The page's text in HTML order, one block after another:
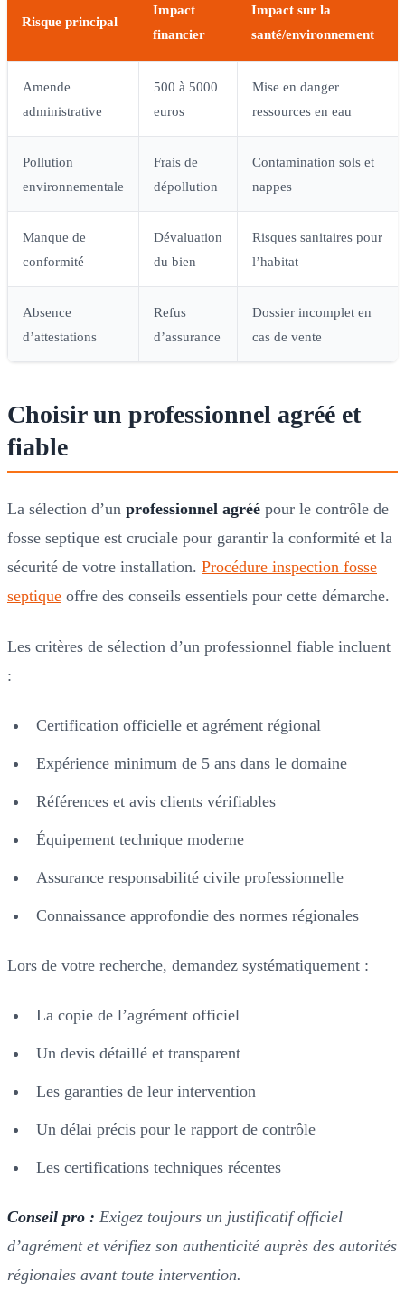
Risque principal
Impact
financier
Impact sur la
santé/environnement
Amende
administrative
500 à 5000
euros
Mise en danger
ressources en eau
Pollution
environnementale
Frais de
dépollution
Contamination sols et
nappes
Manque de
conformité
Dévaluation
du bien
Risques sanitaires pour
l’habitat
Absence
d’attestations
Refus
d’assurance
Dossier incomplet en
cas de vente
Choisir un professionnel agréé et
fiable
La sélection d’un professionnel agréé pour le contrôle de
fosse septique est cruciale pour garantir la conformité et la
sécurité de votre installation. Procédure inspection fosse
septique offre des conseils essentiels pour cette démarche.
Les critères de sélection d’un professionnel fiable incluent
:
Certification officielle et agrément régional
Expérience minimum de 5 ans dans le domaine
Références et avis clients vérifiables
Équipement technique moderne
Assurance responsabilité civile professionnelle
Connaissance approfondie des normes régionales
Lors de votre recherche, demandez systématiquement :
La copie de l’agrément officiel
Un devis détaillé et transparent
Les garanties de leur intervention
Un délai précis pour le rapport de contrôle
Les certifications techniques récentes
Conseil pro : Exigez toujours un justificatif officiel
d’agrément et vérifiez son authenticité auprès des autorités
régionales avant toute intervention.